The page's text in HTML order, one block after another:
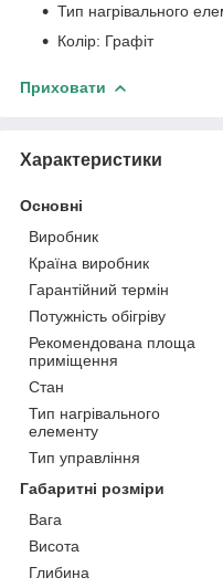
Тип нагрівального
Колір: Графіт
Приховати
Характеристики
Основні
Виробник
Країна виробник
Гарантійний термін
Потужність обігріву
Рекомендована площа
приміщення
Стан
Тип нагрівального
елементу
Тип управління
Габаритні розміри
Вага
Висота
Глибина